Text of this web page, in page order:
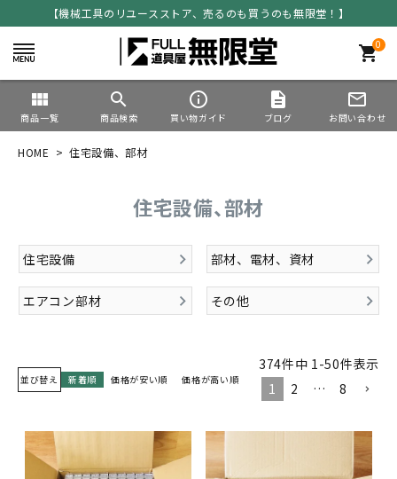
【機械工具のリユースストア、売るのも買うのも無限堂！】
0
shopping_cart
view_module
商品一覧
search
商品検索
info_outline
買い物ガイド
description
ブログ
mail_outline
お問い合わせ
HOME 住宅設備、部材
住宅設備、部材
住宅設備 部材、電材、資材
エアコン部材 その他
並び替え 新着順 価格が安い順 価格が高い順
374件中 1-50件表示
1
2 … 8